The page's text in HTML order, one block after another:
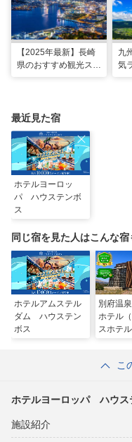
【2025年最新】長崎
県のおすすめ観光スポ
九
気
最近見た宿
ホテルヨーロッ
パ ハウステンボ
ス
同じ宿を見た人はこんな
ホテルアムステル
ダム ハウステン
ボス
別府温
ホテル
スホテ
こ
ホテルヨーロッパ ハウス
施設紹介